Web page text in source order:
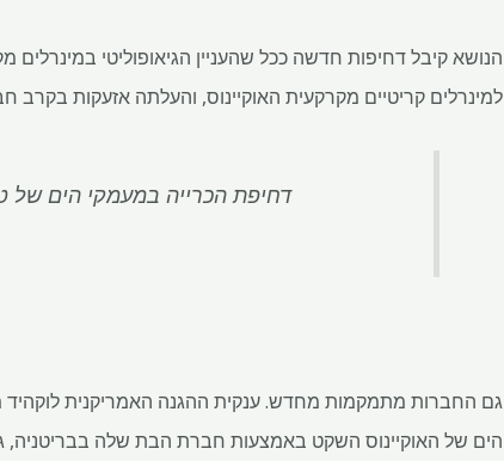
למינרלים קריטיים מקרקעית האוקיינוס, והעלתה אזעקות בקרב
דחיפת הכרייה במעמקי הים
הים של האוקיינוס ​​השקט באמצעות חברת הבת שלה בבריטניה,